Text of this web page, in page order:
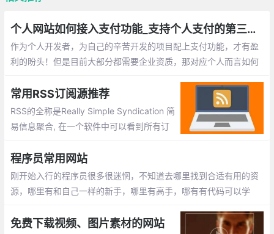
个人网站如何接入支付功能_支持个人支付的第三方平台整理
作为个人开发者，为自己的辛苦开发的项目配上支付功能，才有盈
利的盼头！但是目前大部分都需要企业资质，那对应个人而言如何
第三方支付平台。
常用RSS订阅源推荐
RSS的全称是Really Simple Syndication 简
易信息聚合, 在一个软件中可以看到所有订
D网站信息, 需要一个个上去看看有没有更
新, 这样无疑很费时。
程序员常用网站
刚开始入行的程序员很多很迷惘，不知道去哪里找到合适有用的资
源，哪里有和自己一样的新手，哪里有高手，哪有有代码可以学
免费下载视频、图片素材的网站